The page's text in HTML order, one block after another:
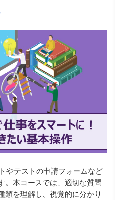
やテストの申請フォームなど
。本コースでは、適切な質問
類を理解し、視覚的に分かり